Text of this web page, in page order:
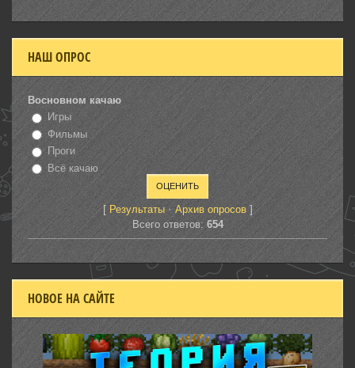
НАШ ОПРОС
Восновном качаю
Игры
Фильмы
Проги
Всё качаю
[ Результаты· Архив опросов]
Всего ответов: 654
НОВОЕ НА САЙТЕ